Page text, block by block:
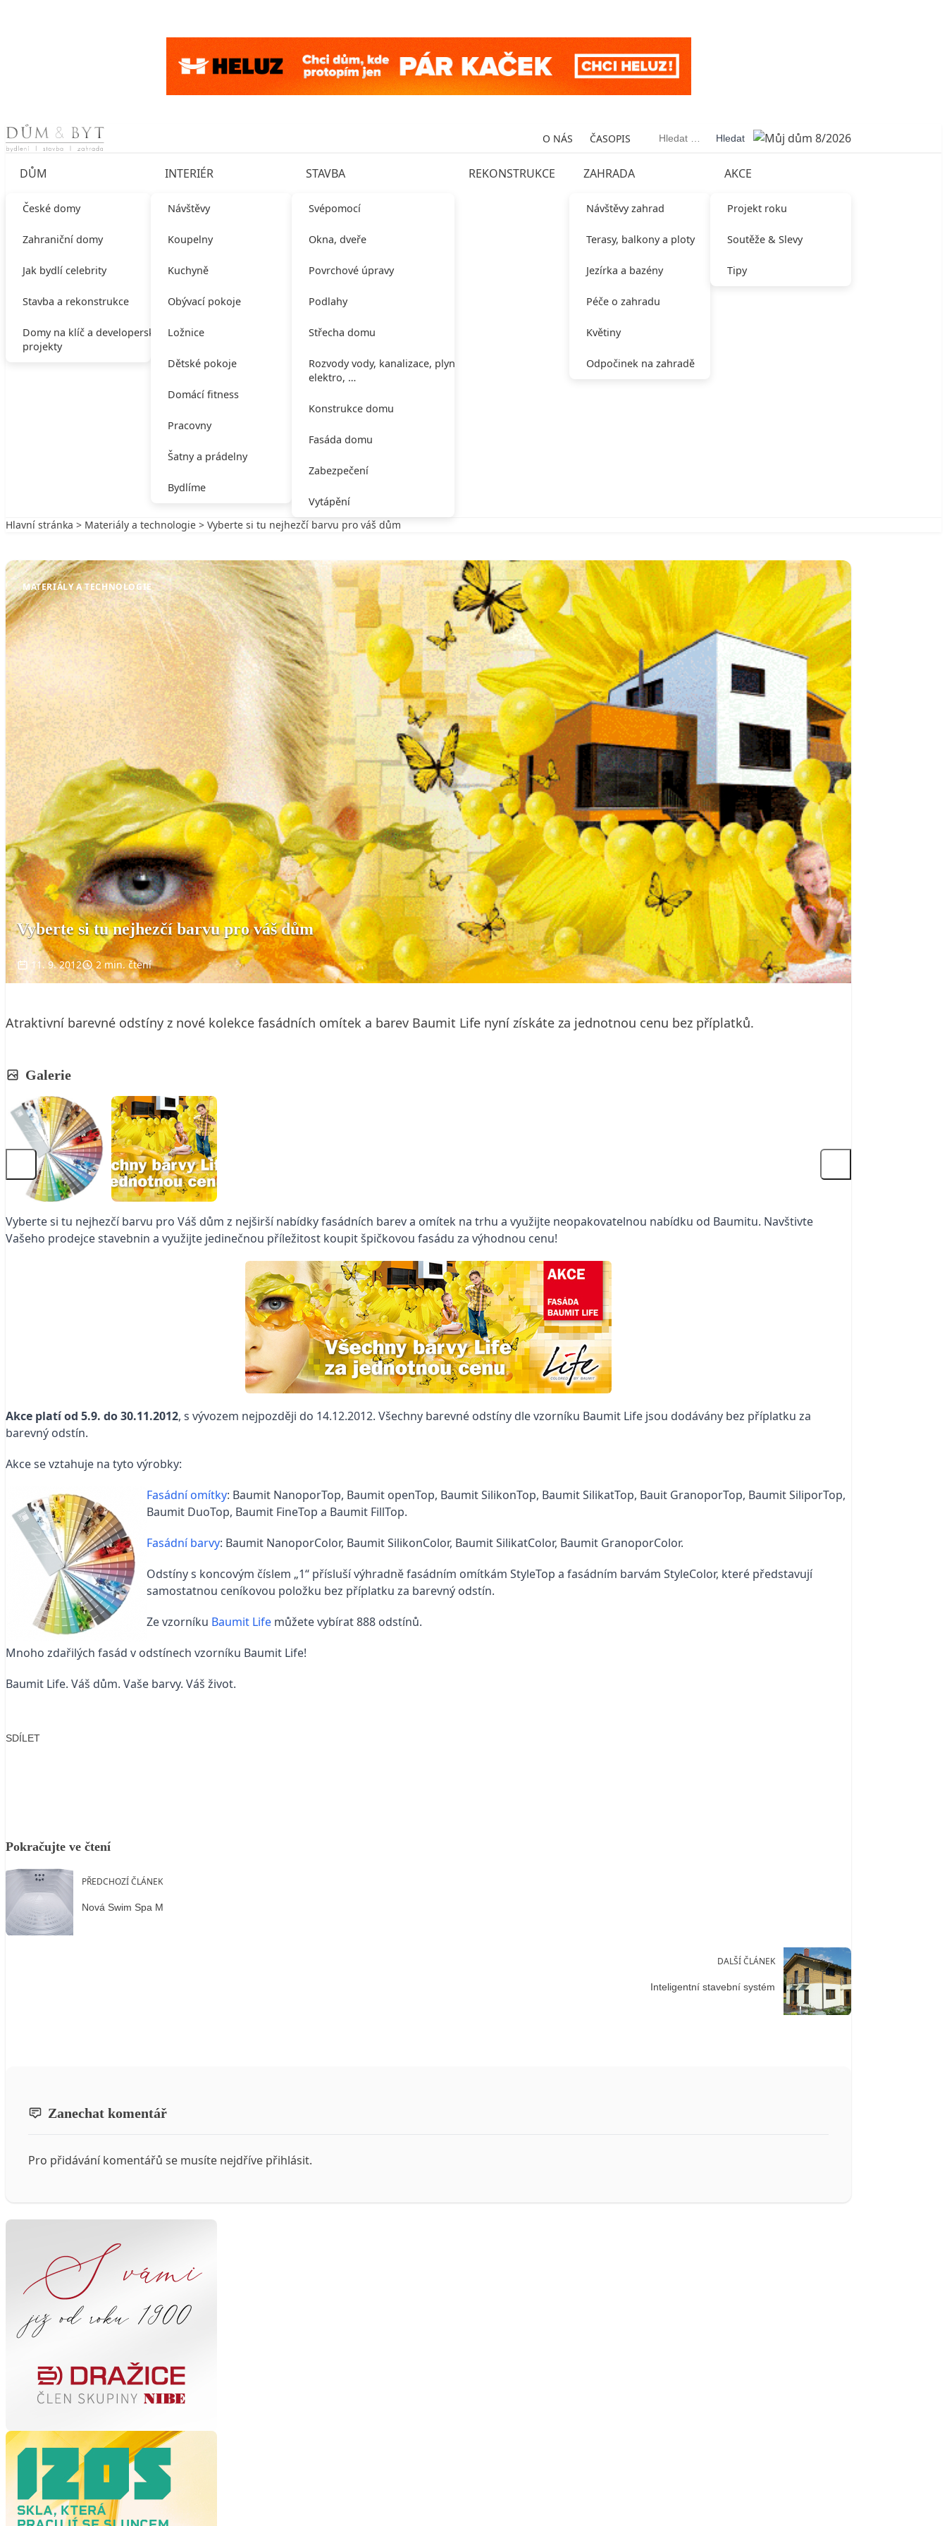
Skip to content O NÁS ČASOPIS Vyhledávání
DŮM
České domy
Zahraniční domy
Jak bydlí celebrity
Stavba a rekonstrukce
Domy na klíč a developerské
projekty
INTERIÉR
Návštěvy
Koupelny
Kuchyně
Obývací pokoje
Ložnice
Dětské pokoje
Domácí fitness
Pracovny
Šatny a prádelny
Bydlíme
STAVBA
Svépomocí
Okna, dveře
Povrchové úpravy
Podlahy
Střecha domu
Rozvody vody, kanalizace, plynu,
elektro, …
Konstrukce domu
Fasáda domu
Zabezpečení
Vytápění
REKONSTRUKCE ZAHRADA
Návštěvy zahrad
Terasy, balkony a ploty
Jezírka a bazény
Péče o zahradu
Květiny
Odpočinek na zahradě
AKCE
Projekt roku
Soutěže & Slevy
Tipy
Hlavní stránka > Materiály a technologie > Vyberte si tu nejhezčí barvu pro váš dům
MATERIÁLY A TECHNOLOGIE
Vyberte si tu nejhezčí barvu pro váš dům
11. 9. 2012 2 min. čtení
Atraktivní barevné odstíny z nové kolekce fasádních omítek a barev Baumit Life nyní získáte za jednotnou cenu bez příplatků.
Galerie
Vyberte si tu nejhezčí barvu pro Váš dům z nejširší nabídky fasádních barev a omítek na trhu a využijte neopakovatelnou nabídku od Baumitu. Navštivte
Vašeho prodejce stavebnin a využijte jedinečnou příležitost koupit špičkovou fasádu za výhodnou cenu!
Akce platí od 5.9. do 30.11.2012, s vývozem nejpozději do 14.12.2012. Všechny barevné odstíny dle vzorníku Baumit Life jsou dodávány bez příplatku za
barevný odstín.
Akce se vztahuje na tyto výrobky:
Fasádní omítky: Baumit NanoporTop, Baumit openTop, Baumit SilikonTop, Baumit SilikatTop, Bauit GranoporTop, Baumit SiliporTop,
Baumit DuoTop, Baumit FineTop a Baumit FillTop.
Fasádní barvy: Baumit NanoporColor, Baumit SilikonColor, Baumit SilikatColor, Baumit GranoporColor.
Odstíny s koncovým číslem „1“ přísluší výhradně fasádním omítkám StyleTop a fasádním barvám StyleColor, které představují
samostatnou ceníkovou položku bez příplatku za barevný odstín.
Ze vzorníku Baumit Life můžete vybírat 888 odstínů.
Mnoho zdařilých fasád v odstínech vzorníku Baumit Life!
Baumit Life. Váš dům. Vaše barvy. Váš život.
SDÍLET
Pokračujte ve čtení
PŘEDCHOZÍ ČLÁNEK
Nová Swim Spa M
DALŠÍ ČLÁNEK
Inteligentní stavební systém
Zanechat komentář
Pro přidávání komentářů se musíte nejdříve přihlásit.